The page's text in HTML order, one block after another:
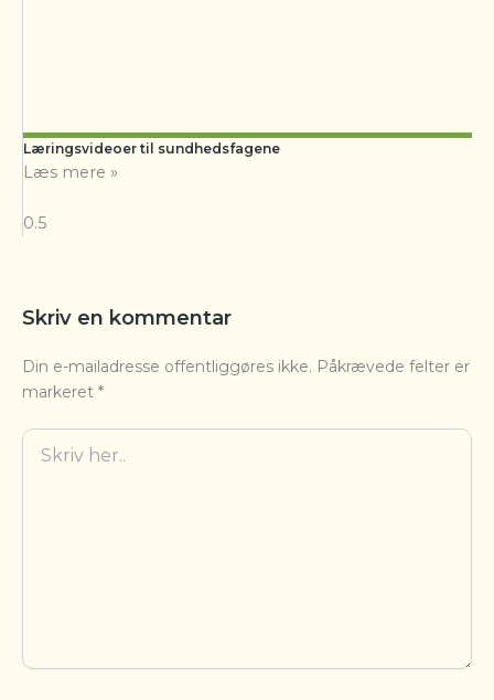
Læringsvideoer til sundhedsfagene
Læs mere »
Skriv en kommentar
Din e-mailadresse offentliggøres ikke. Påkrævede felter er
markeret *
Skriv
her..